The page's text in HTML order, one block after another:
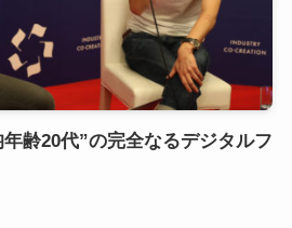
齢20代”の完全なるデジタルフ